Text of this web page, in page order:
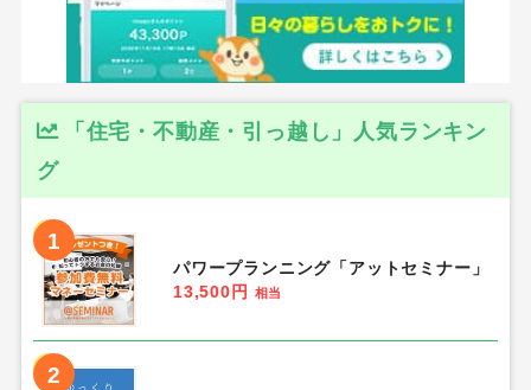
「住宅・不動産・引っ越し」人気ランキン
グ
1
パワープランニング「アットセミナー」
13,500円
相当
2